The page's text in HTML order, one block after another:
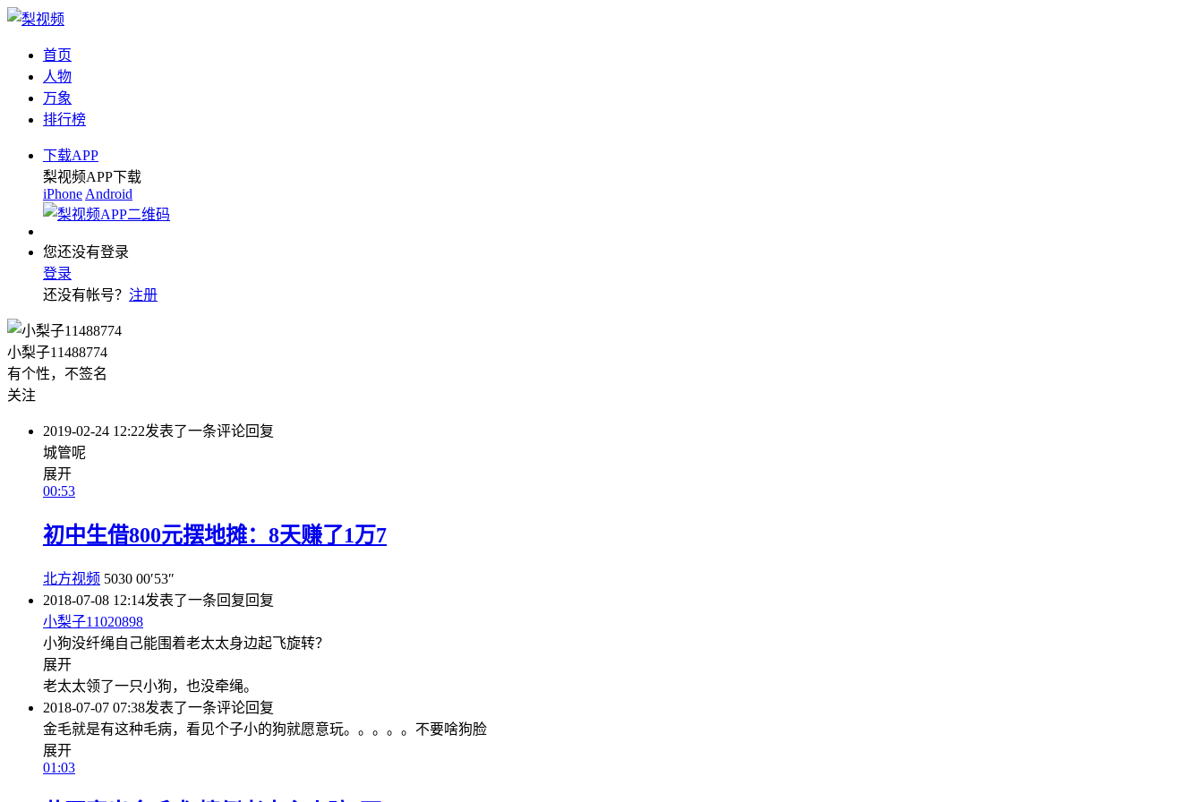
首页
人物
万象
排行榜
下载APP
梨视频APP下载
iPhone Android
您还没有登录
登录
还没有帐号？ 注册
小梨子11488774
有个性，不签名
关注
2019-02-24 12:22发表了一条评论回复
城管呢
展开
00:53
初中生借800元摆地摊：8天赚了1万7
北方视频 5030 00′53″
2018-07-08 12:14发表了一条回复回复
小梨子11020898
小狗没纤绳自己能围着老太太身边起飞旋转？
展开
老太太领了一只小狗，也没牵绳。
2018-07-07 07:38发表了一条评论回复
金毛就是有这种毛病，看见个子小的狗就愿意玩。。。。。不要啥狗脸
展开
01:03